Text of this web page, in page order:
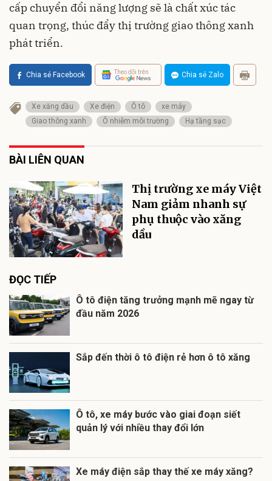
cấp chuyển đổi năng lượng sẽ là chất xúc tác
quan trọng, thúc đẩy thị trường giao thông xanh
phát triển.
Chia sẻ Facebook Theo dõi trên Chia sẻ Zalo
Xe xăng dầu Xe điện Ô tô
xe máy
Giao thông xanh
Ô nhiễm môi trường Hạ tầng sạc
BÀI LIÊN QUAN
Thị trường xe máy Việt
Nam giảm nhanh sự
phụ thuộc vào xăng
dầu
ĐỌC TIẾP
Ô tô điện tăng trưởng mạnh mẽ ngay từ
đầu năm 2026
Sắp đến thời ô tô điện rẻ hơn ô tô xăng
Ô tô, xe máy bước vào giai đoạn siết
quản lý với nhiều thay đổi lớn
Xe máy điện sắp thay thế xe máy xăng?